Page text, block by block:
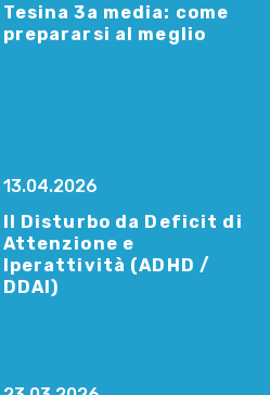
Tesina 3a media: come
prepararsi al meglio
13.04.2026
Il Disturbo da Deficit di
Attenzione e
Iperattività (ADHD /
DDAI)